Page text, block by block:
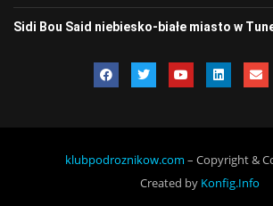
Sidi Bou Said niebiesko-białe miasto w
klubpodroznikow.com – Copyright &
Created by Konfig.Info